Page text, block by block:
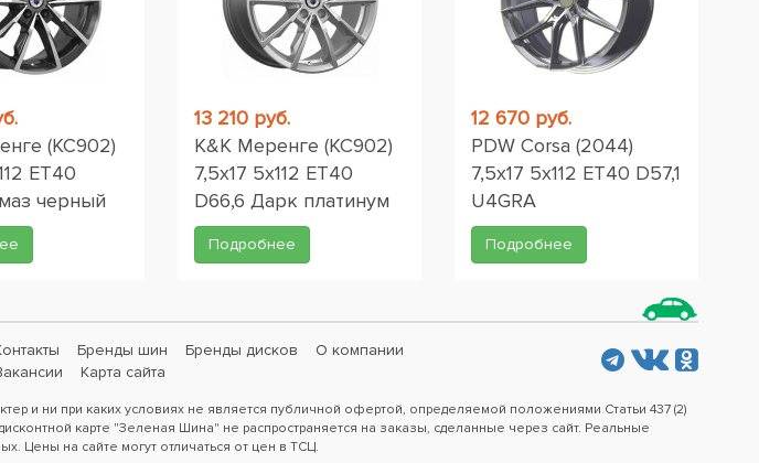
(КС902)
ET40
черный
13 210 руб.
K&K Меренге (КС902)
7,5x17 5x112 ET40
D66,6 Дарк платинум
Подробнее
12 670 руб.
PDW Corsa (2044)
7,5x17 5x112 ET40 D57,1
U4GRA
Подробнее
Бренды шин Бренды дисков
О компании
Карта сайта
и ни при каких условиях не является публичной офертой, определяемой положениями Статьи 437 (2)
карте "Зеленая Шина" не распространяется на заказы, сделанные через сайт. Реальные
Цены на сайте могут отличаться от цен в ТСЦ.